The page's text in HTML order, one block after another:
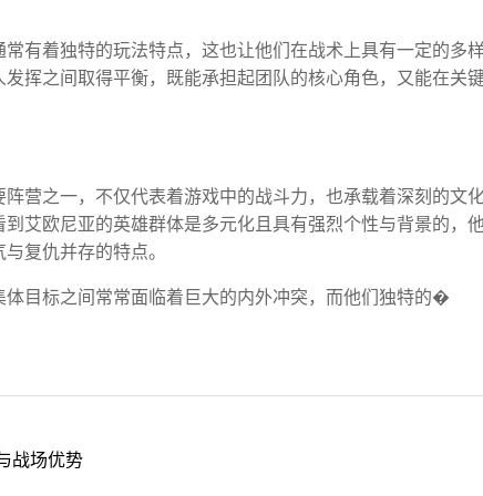
有着独特的玩法特点，这也让他们在战术上具有一定的多样
挥之间取得平衡，既能承担起团队的核心角色，又能在关
营之一，不仅代表着游戏中的战斗力，也承载着深刻的文
艾欧尼亚的英雄群体是多元化且具有强烈个性与背景的，
复仇并存的特点。
目标之间常常面临着巨大的内外冲突，而他们独特的�
战场优势